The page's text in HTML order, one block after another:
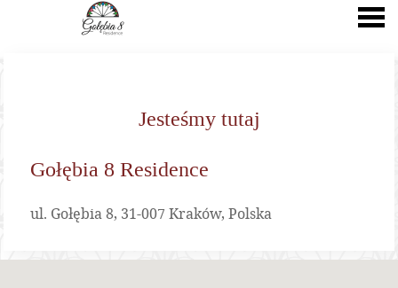
Jesteśmy tutaj
Gołębia 8 Residence
ul. Gołębia 8, 31-007 Kraków, Polska